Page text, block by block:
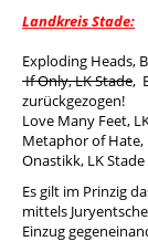
Landkreis Stade:
Exploding Heads,
If Only, LK Stade,
zurückgezogen!
Love Many Feet,
Metaphor of Hate,
Onastikk, LK Stade
Es gilt im Prinzig
mittels
Einzug